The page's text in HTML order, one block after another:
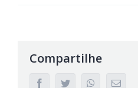
Compartilhe
facebooktwitter whatsappEmail